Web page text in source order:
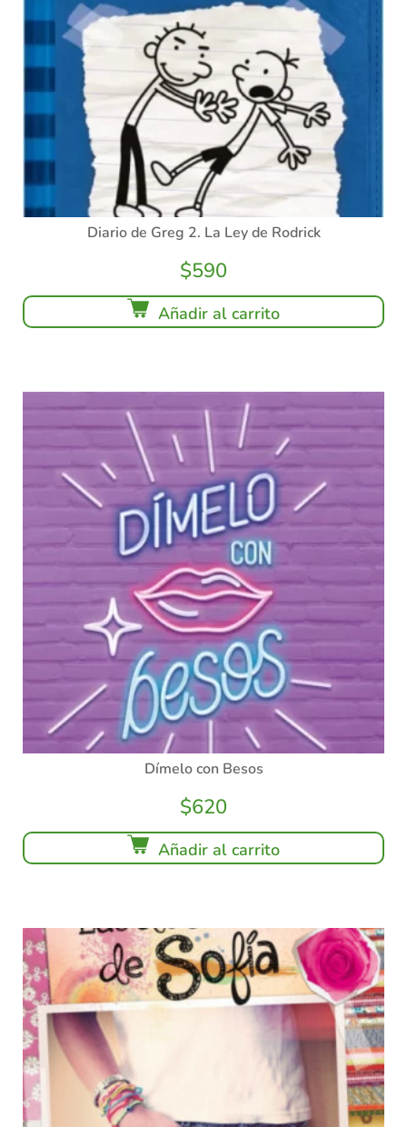
Diario de Greg 2. La Ley de Rodrick
$590
Añadir al carrito
Dímelo con Besos
$620
Añadir al carrito